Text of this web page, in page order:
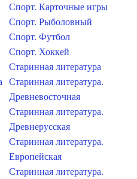
Спорт. Карточные игры
Спорт. Рыболовный
Спорт. Футбол
Спорт. Хоккей
Старинная литература
Старинная литература.
Древневосточная
Старинная литература.
Древнерусская
Старинная литература.
Европейская
Старинная литература.